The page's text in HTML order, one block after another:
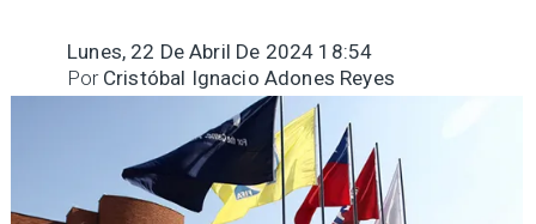
Lunes, 22 De Abril De 2024 18:54
Cristóbal Ignacio Adones Reyes
Por